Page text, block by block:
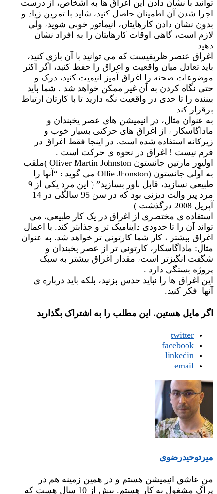
توانید با نشان دادن این اغراق ها به اشخاص، از درست
اجرا شدن آن اطمینان حاصل کنید، شاید با تمرین زیاد و
بدون نشان دادن کارهایتان، انیماتور خوبی شوید، ولی
لازم است، گاهی اوقات کارهایتان را به افراد نشان
دهید.
اغراق عنصر ظریفیست که می توانید با آن بازی کنید،
باید تعادل میان واقعیت و اغراق را حفظ کنید، اگر اکثر
موضوعات صحنه را اغراق آمیز انیمیت کنید، درک و
حتی نگاه کردن به آن غیر ممکن خواهد شد!. شما باید
بیننده را تا حدی در واقعیت نگه دارید تا با کارتان ارتباط
برقرار کند
به عنوان مثال، در انیمیشن های عصر یخبندان و
ماداگاسکار ، از اغراق های حرکتی بسیار خوب و
زیرکانه استفاده شده است. در اینجا فقط اغراق در
فرم نیست ! اغراق در نحوه ی حرکت است .
اولیوِر مارتین جانستون Oliver Martin Johnston )ملقب
به اولی جانستون (Ollie Jhonston می گوید : “آنها را
طبیعی نسازید، قابل باور بسازید” ( این مرد یکی از 9
مرد پیر والت دیزنی بود که در سن 95 سالگی در 14
آپریل 2008 درگذشت )
استفاده ی مختصری از اغراق در یک کار طبیعی، می
تواند آن را تا حدودی داینامیک تر و جذابتر کند. با اعمال
اغراق بیشتر ، کار شما کارتونی تر خواهد شد. به عنوان
مثال: ماداگاسکار، کارتونی تر از عصر یخبندان و
شگفت انگیزتر است، مقدار اغراق بیشتر به سبک
پروژه بستگی دارد .
این اغراق ها را نباید حدس بزنید، بلکه باید درباره ی
آنها فکر کنید.
اگر مایل هستین، این مطلب را به اشتراک بگذارید
twitter
facebook
linkedin
email
میر‌توحیدرضوی
من عاشق انیمیشن هستم و در همین زمینه هم در
پراگ مشغول به کار هستم. بیش از 10 سال هست که